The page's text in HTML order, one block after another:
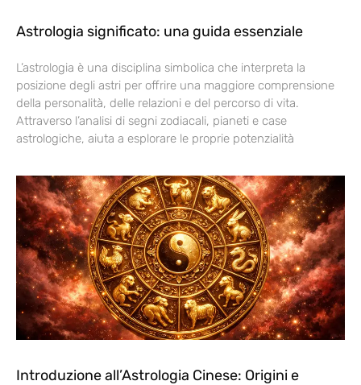
Astrologia significato: una guida essenziale
L’astrologia è una disciplina simbolica che interpreta la
posizione degli astri per offrire una maggiore comprensione
della personalità, delle relazioni e del percorso di vita.
Attraverso l’analisi di segni zodiacali, pianeti e case
astrologiche, aiuta a esplorare le proprie potenzialità
Introduzione all’Astrologia Cinese: Origini e